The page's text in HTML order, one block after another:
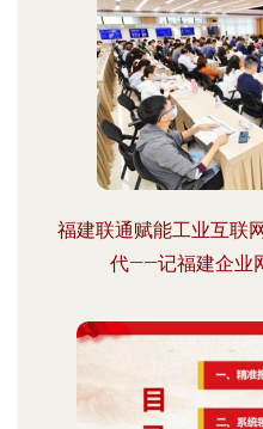
福建联通赋能工业互联
代——记福建企业